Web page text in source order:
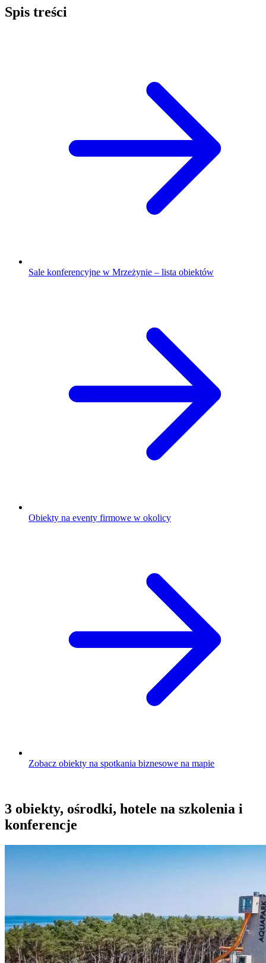
Spis treści
Sale konferencyjne w Mrzeżynie – lista obiektów
Obiekty na eventy firmowe w okolicy
Zobacz obiekty na spotkania biznesowe na mapie
3 obiekty, ośrodki, hotele na szkolenia i
konferencje